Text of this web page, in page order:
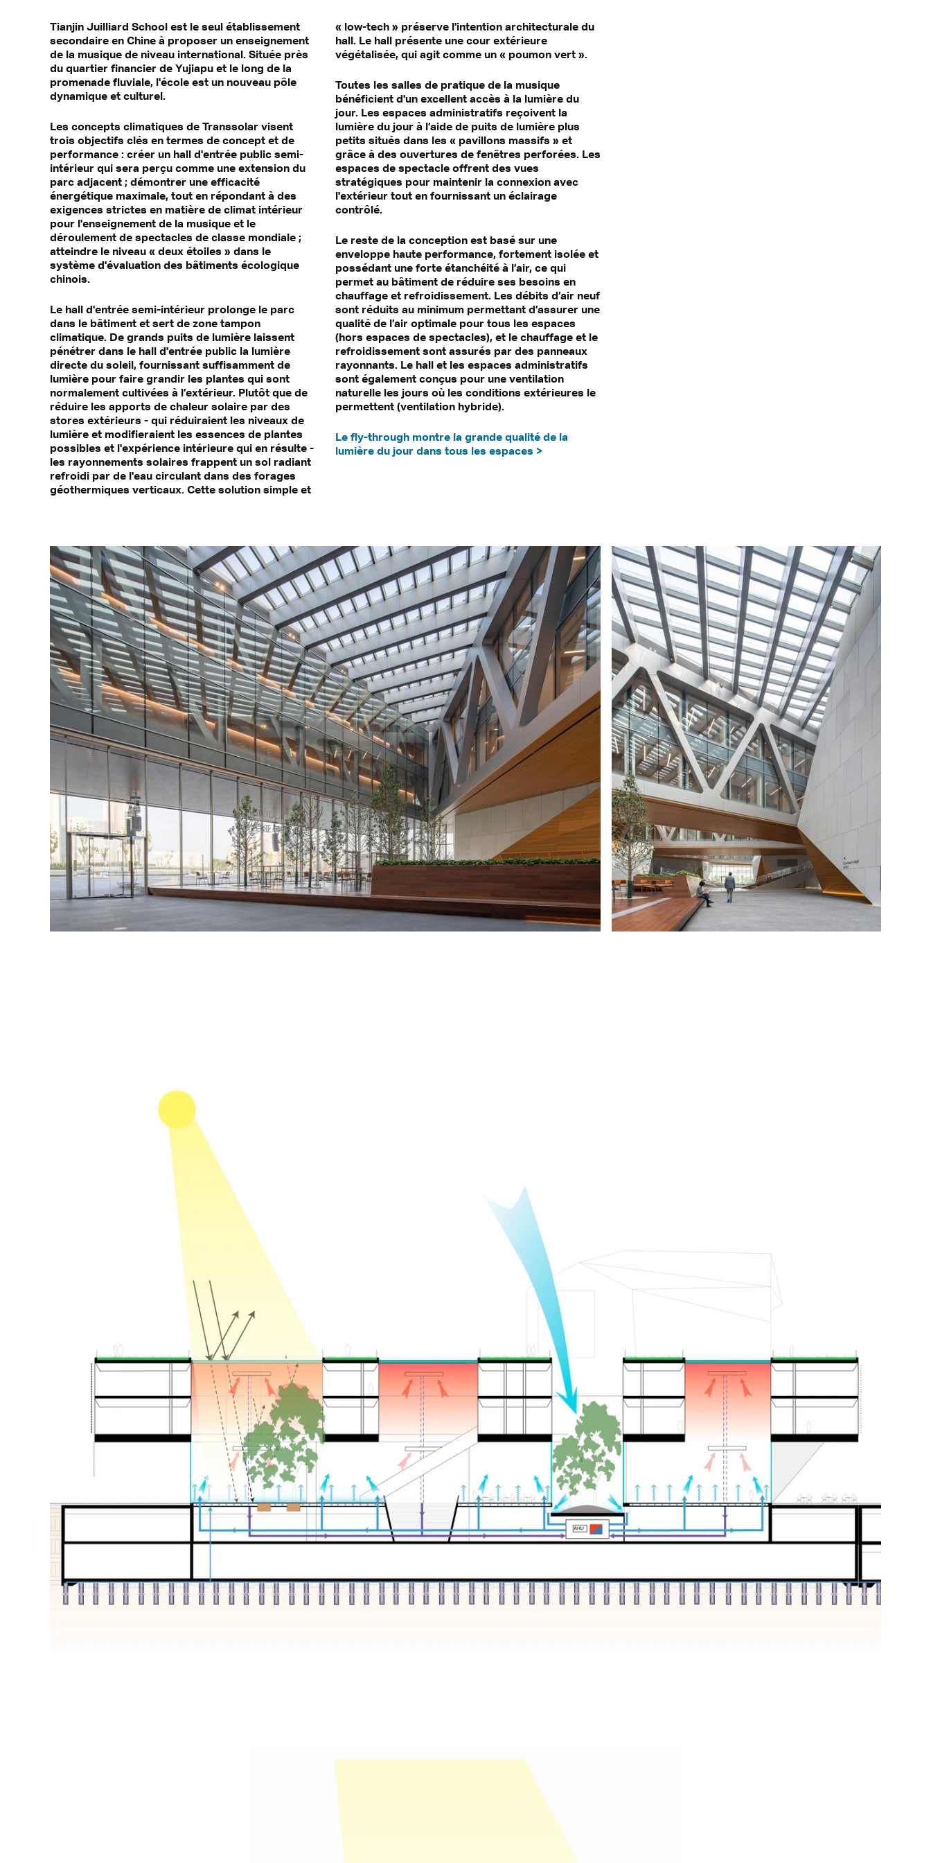
Tianjin Juilliard School est le seul établissement
secondaire en Chine à proposer un enseignement
de la musique de niveau international. Située près
du quartier financier de Yujiapu et le long de la
promenade fluviale, l'école est un nouveau pôle
dynamique et culturel.
Les concepts climatiques de Transsolar visent
trois objectifs clés en termes de concept et de
performance : créer un hall d'entrée public semi-
intérieur qui sera perçu comme une extension du
parc adjacent ; démontrer une efficacité
énergétique maximale, tout en répondant à des
exigences strictes en matière de climat intérieur
pour l'enseignement de la musique et le
déroulement de spectacles de classe mondiale ;
atteindre le niveau « deux étoiles » dans le
système d'évaluation des bâtiments écologique
chinois.
Le hall d'entrée semi-intérieur prolonge le parc
dans le bâtiment et sert de zone tampon
climatique. De grands puits de lumière laissent
pénétrer dans le hall d'entrée public la lumière
directe du soleil, fournissant suffisamment de
lumière pour faire grandir les plantes qui sont
normalement cultivées à l’extérieur. Plutôt que de
réduire les apports de chaleur solaire par des
stores extérieurs - qui réduiraient les niveaux de
lumière et modifieraient les essences de plantes
possibles et l'expérience intérieure qui en résulte -
les rayonnements solaires frappent un sol radiant
refroidi par de l'eau circulant dans des forages
géothermiques verticaux. Cette solution simple et
« low-tech » préserve l'intention architecturale du
hall. Le hall présente une cour extérieure
végétalisée, qui agit comme un « poumon vert ».
Toutes les salles de pratique de la musique
bénéficient d'un excellent accès à la lumière du
jour. Les espaces administratifs reçoivent la
lumière du jour à l’aide de puits de lumière plus
petits situés dans les « pavillons massifs » et
grâce à des ouvertures de fenêtres perforées. Les
espaces de spectacle offrent des vues
stratégiques pour maintenir la connexion avec
l'extérieur tout en fournissant un éclairage
contrôlé.
Le reste de la conception est basé sur une
enveloppe haute performance, fortement isolée et
possédant une forte étanchéité à l’air, ce qui
permet au bâtiment de réduire ses besoins en
chauffage et refroidissement. Les débits d’air neuf
sont réduits au minimum permettant d’assurer une
qualité de l’air optimale pour tous les espaces
(hors espaces de spectacles), et le chauffage et le
refroidissement sont assurés par des panneaux
rayonnants. Le hall et les espaces administratifs
sont également conçus pour une ventilation
naturelle les jours où les conditions extérieures le
permettent (ventilation hybride).
Le fly-through montre la grande qualité de la
lumière du jour dans tous les espaces >